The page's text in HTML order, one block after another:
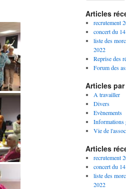
Articles
recrutement
concert du
liste des
2022
Reprise des
Forum des
Articles
A travailler
Divers
Evènements
Informations
Vie de
Articles
recrutement
concert du
liste des
2022